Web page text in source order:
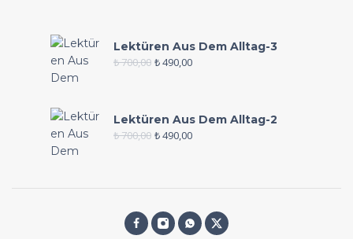
Lektüren Aus Dem Alltag-3
₺700,00 ₺490,00
Lektüren Aus Dem Alltag-2
₺700,00 ₺490,00